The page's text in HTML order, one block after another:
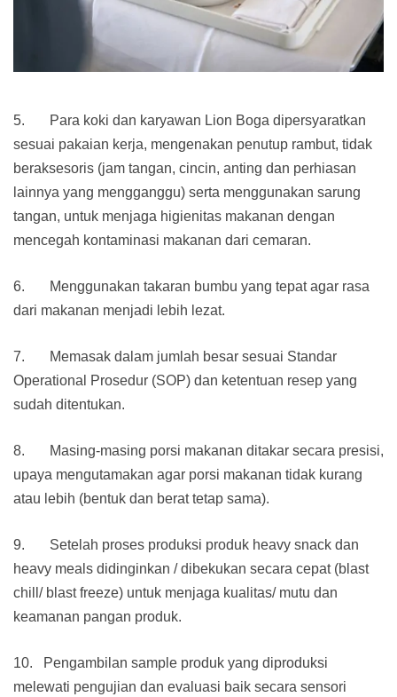
5. Para koki dan karyawan Lion Boga dipersyaratkan
sesuai pakaian kerja, mengenakan penutup rambut, tidak
beraksesoris (jam tangan, cincin, anting dan perhiasan
lainnya yang mengganggu) serta menggunakan sarung
tangan, untuk menjaga higienitas makanan dengan
mencegah kontaminasi makanan dari cemaran.
6. Menggunakan takaran bumbu yang tepat agar rasa
dari makanan menjadi lebih lezat.
7. Memasak dalam jumlah besar sesuai Standar
Operational Prosedur (SOP) dan ketentuan resep yang
sudah ditentukan.
8. Masing-masing porsi makanan ditakar secara presisi,
upaya mengutamakan agar porsi makanan tidak kurang
atau lebih (bentuk dan berat tetap sama).
9. Setelah proses produksi produk heavy snack dan
heavy meals didinginkan / dibekukan secara cepat (blast
chill/ blast freeze) untuk menjaga kualitas/ mutu dan
keamanan pangan produk.
10. Pengambilan sample produk yang diproduksi
melewati pengujian dan evaluasi baik secara sensori